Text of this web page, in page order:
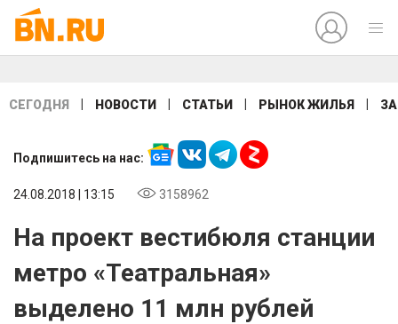
СЕГОДНЯ НОВОСТИ СТАТЬИ РЫНОК ЖИЛЬЯ
Подпишитесь на нас:
24.08.2018 | 13:15 3158962
На проект вестибюля станции
метро «Театральная»
выделено 11 млн рублей